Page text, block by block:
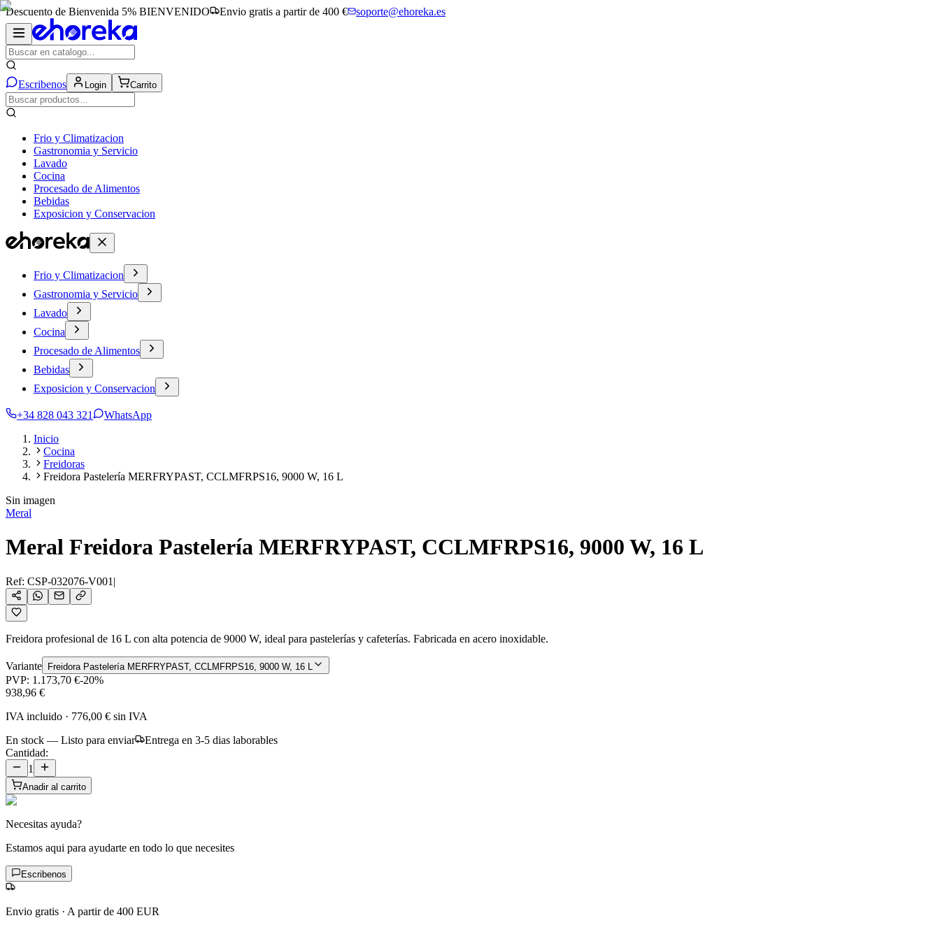
Descuento de Bienvenida 5% BIENVENIDO Envio gratis a partir de 400 € soporte@ehoreka.es
Escribenos Login Carrito
Frio y Climatizacion
Gastronomia y Servicio
Lavado
Cocina
Procesado de Alimentos
Bebidas
Exposicion y Conservacion
Frio y Climatizacion
Gastronomia y Servicio
Lavado
Cocina
Procesado de Alimentos
Bebidas
Exposicion y Conservacion
+34 828 043 321
WhatsApp
Inicio
Cocina
Freidoras
Freidora Pastelería MERFRYPAST, CCLMFRPS16, 9000 W, 16 L
Sin imagen
Meral
Meral Freidora Pastelería MERFRYPAST, CCLMFRPS16, 9000 W, 16 L
Ref: CSP-032076-V001 |
Freidora profesional de 16 L con alta potencia de 9000 W, ideal para pastelerías y cafeterías. Fabricada en acero inoxidable.
Variante Freidora Pastelería MERFRYPAST, CCLMFRPS16, 9000 W, 16 L
PVP: 1.173,70 €-20%
938,96 €
IVA incluido · 776,00 € sin IVA
En stock — Listo para enviar
Entrega en 3-5 dias laborables
Cantidad:
1
Anadir al carrito
Necesitas ayuda?
Estamos aqui para ayudarte en todo lo que necesites
Escribenos
Envio gratis · A partir de 400 EUR